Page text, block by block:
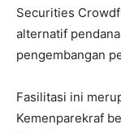
Securities
alternatif
pengembangan
Fasilitasi ini
Kemenparekraf